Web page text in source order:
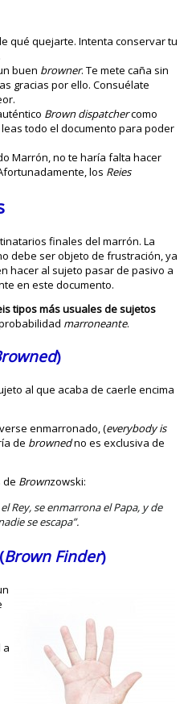
qué quejarte. Intenta conservar tu
buen browner. Te mete caña sin
gracias por ello. Consuélate
Brown dispatchercomo
leas todo el documento para poder
Marrón, no te haría falta hacer
los Reies
finales del marrón. La
debe ser objeto de frustración, ya
hacer al sujeto pasar de pasivo a
en este documento.
tipos más usuales de sujetos
marroneante.
)
al que acaba de caerle encima
enmarronado, (everybody is
de brownedno es exclusiva de
de Brownzowski:
Rey, se enmarrona el Papa, y de
se escapa”.
Brown Finder)
a